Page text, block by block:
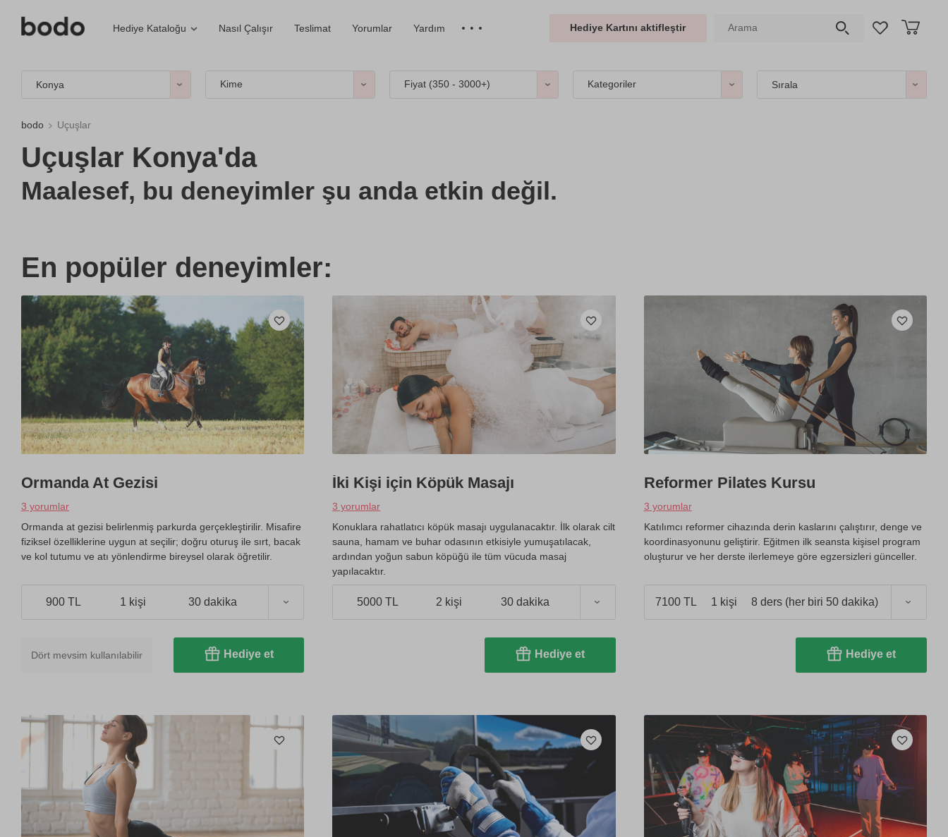
Hediye Kataloğu Nasıl Çalışır Teslimat Yorumlar Yardım Hediye Kartını aktifleştir
Konya Kime Fiyat (350 - 3000+) Kategoriler Sırala
bodo Uçuşlar
Uçuşlar Konya'da
Maalesef, bu deneyimler şu anda etkin değil.
En popüler deneyimler:
Ormanda At Gezisi
3 yorumlar
Ormanda at gezisi belirlenmiş parkurda gerçekleştirilir. Misafire
fiziksel özelliklerine uygun at seçilir; doğru oturuş ile sırt, bacak
ve kol tutumu ve atı yönlendirme bireysel olarak öğretilir.
900 TL 1 kişi 30 dakika
Dört mevsim kullanılabilir Hediye et
İki Kişi için Köpük Masajı
3 yorumlar
Konuklara rahatlatıcı köpük masajı uygulanacaktır. İlk olarak cilt
sauna, hamam ve buhar odasının etkisiyle yumuşatılacak,
ardından yoğun sabun köpüğü ile tüm vücuda masaj
yapılacaktır.
5000 TL 2 kişi 30 dakika
Hediye et
Reformer Pilates Kursu
3 yorumlar
Katılımcı reformer cihazında derin kaslarını çalıştırır, denge ve
koordinasyonunu geliştirir. Eğitmen ilk seansta kişisel program
oluşturur ve her derste ilerlemeye göre egzersizleri günceller.
7100 TL 1 kişi 8 ders (her biri 50 dakika)
Hediye et